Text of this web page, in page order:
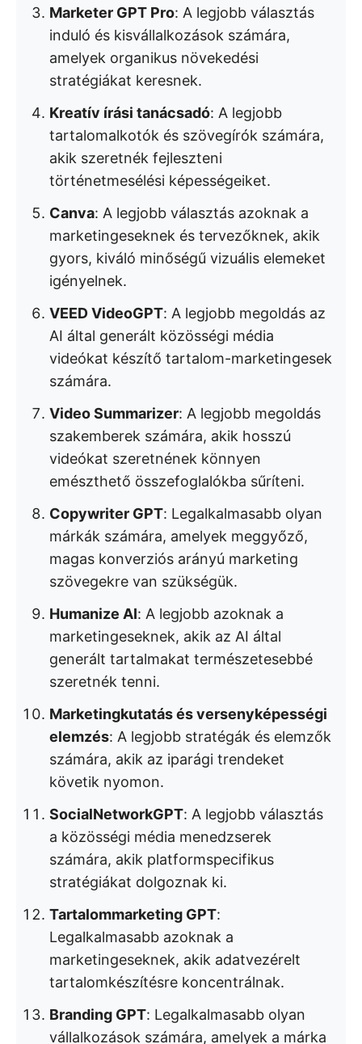
Marketer GPT Pro: A legjobb választás
induló és kisvállalkozások számára,
amelyek organikus növekedési
stratégiákat keresnek.
Kreatív írási tanácsadó: A legjobb
tartalomalkotók és szövegírók számára,
akik szeretnék fejleszteni
történetmesélési képességeiket.
Canva: A legjobb választás azoknak a
marketingeseknek és tervezőknek, akik
gyors, kiváló minőségű vizuális elemeket
igényelnek.
VEED VideoGPT: A legjobb megoldás az
AI által generált közösségi média
videókat készítő tartalom-marketingesek
számára.
Video Summarizer: A legjobb megoldás
szakemberek számára, akik hosszú
videókat szeretnének könnyen
emészthető összefoglalókba sűríteni.
Copywriter GPT: Legalkalmasabb olyan
márkák számára, amelyek meggyőző,
magas konverziós arányú marketing
szövegekre van szükségük.
Humanize AI: A legjobb azoknak a
marketingeseknek, akik az AI által
generált tartalmakat természetesebbé
szeretnék tenni.
Marketingkutatás és versenyképességi
elemzés: A legjobb stratégák és elemzők
számára, akik az iparági trendeket
követik nyomon.
SocialNetworkGPT: A legjobb választás
a közösségi média menedzserek
számára, akik platformspecifikus
stratégiákat dolgoznak ki.
Tartalommarketing GPT:
Legalkalmasabb azoknak a
marketingeseknek, akik adatvezérelt
tartalomkészítésre koncentrálnak.
Branding GPT: Legalkalmasabb olyan
vállalkozások számára, amelyek a márka